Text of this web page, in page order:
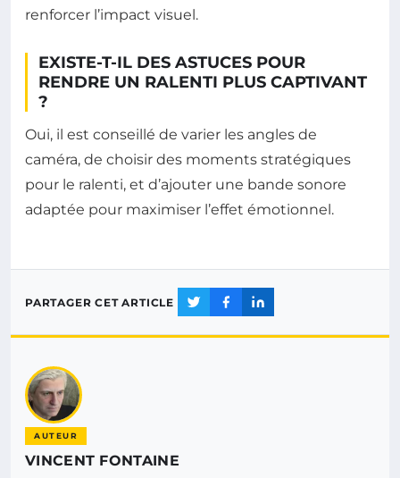
renforcer l’impact visuel.
EXISTE-T-IL DES ASTUCES POUR
RENDRE UN RALENTI PLUS CAPTIVANT
?
Oui, il est conseillé de varier les angles de
caméra, de choisir des moments stratégiques
pour le ralenti, et d’ajouter une bande sonore
adaptée pour maximiser l’effet émotionnel.
PARTAGER CET ARTICLE
AUTEUR
VINCENT FONTAINE